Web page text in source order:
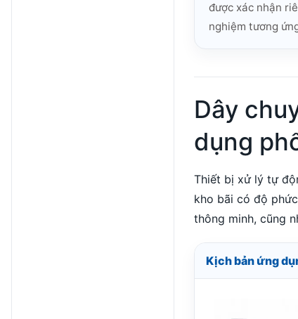
được xác nhận
nghiệm tương
Dây
dụng
Thiết bị xử lý tự
kho bãi có độ
thông minh, cũng
Kịch bản ứng